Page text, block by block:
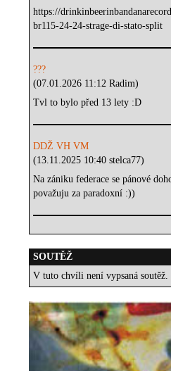
https://
br115-24-24-strage-di-stato-split
???
(07.01.2026 11:12 Radim)
Tvl to bylo před 13 lety :D
DDŽ VH VM
(13.11.2025 10:40 stelca77)
Na zániku federace se pánové
považuju za paradoxní :))
SOUTĚŽ
V tuto chvíli není vypsaná soutěž.